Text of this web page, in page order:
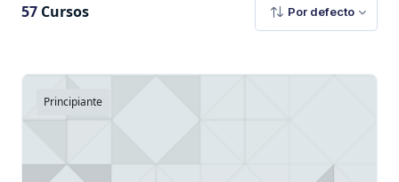
57 Cursos Por defecto
Principiante